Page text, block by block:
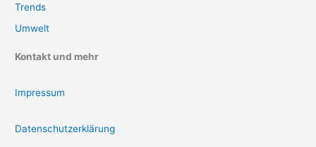
Trends
Umwelt
Kontakt und mehr
Impressum
Datenschutzerklärung